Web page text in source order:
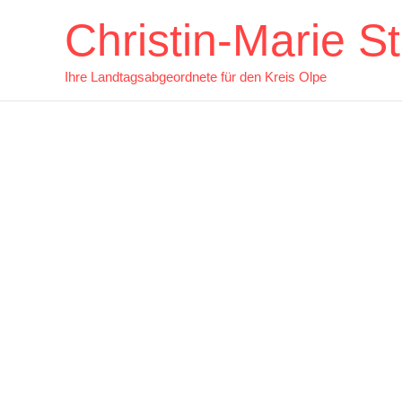
Christin-Marie
Ihre Landtagsabgeordnete für den Kreis Olpe